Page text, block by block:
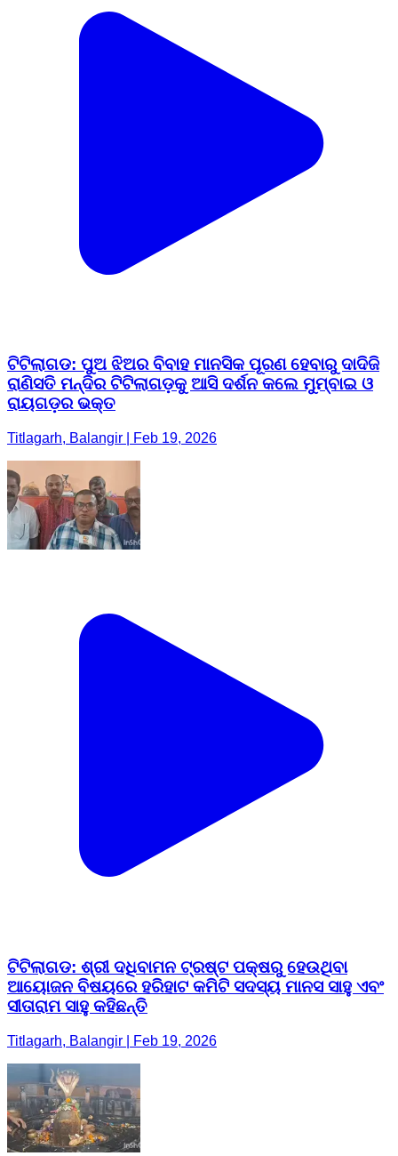
ଟିଟିଲାଗଡ: ପୁଅ ଝିଅର ବିବାହ ମାନସିକ ପୂରଣ ହେବାରୁ ଦାଦିଜି
ରାଣିସତି ମନ୍ଦିର ଟିଟିଲାଗଡ଼କୁ ଆସି ଦର୍ଶନ କଲେ ମୁମ୍ବାଇ ଓ
ରାୟଗଡ଼ର ଭକ୍ତ
Titlagarh, Balangir | Feb 19, 2026
ଟିଟିଲାଗଡ: ଶ୍ରୀ ଦଧିବାମନ ଟ୍ରଷ୍ଟ ପକ୍ଷରୁ ହେଉଥିବା
ଆୟୋଜନ ବିଷୟରେ ହରିହାଟ କମିଟି ସଦସ୍ୟ ମାନସ ସାହୁ ଏବଂ
ସୀତାରାମ ସାହୁ କହିଛନ୍ତି
Titlagarh, Balangir | Feb 19, 2026